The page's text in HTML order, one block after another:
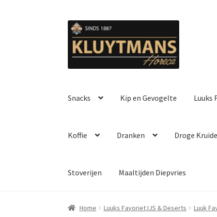
Ga
door
naar
Ga
naar
de
Snacks Kip en Gevogelte Luuks
Koffie Dranken Droge
Stoverijen Maaltijden Diepvries
Home Luuks Favoriet IJS & Deserts Luuk